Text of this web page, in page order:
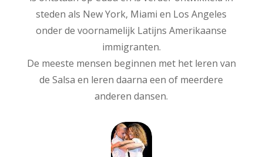
steden als New York, Miami en Los Angeles
onder de voornamelijk Latijns Amerikaanse
immigranten.
De meeste mensen beginnen met het leren van
de Salsa en leren daarna een of meerdere
anderen dansen.